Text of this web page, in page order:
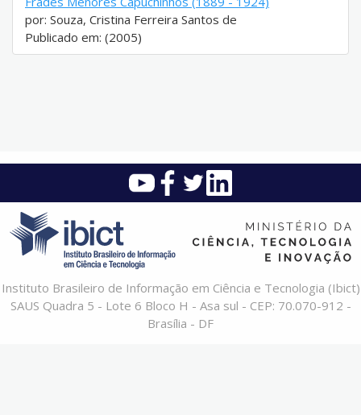
por: Souza, Cristina Ferreira Santos de
Publicado em: (2005)
Instituto Brasileiro de Informação em Ciência e Tecnologia (Ibict)
SAUS Quadra 5 - Lote 6 Bloco H - Asa sul - CEP: 70.070-912 -
Brasília - DF